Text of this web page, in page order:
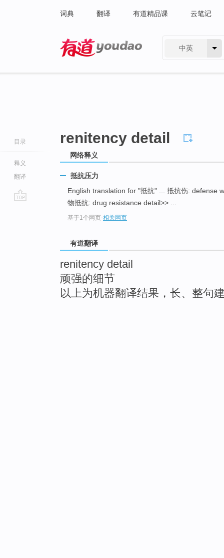
词典 翻译 有道精品课 云笔记
中英
目录
释义
翻译
renitency detail
网络释义
抵抗压力
English translation for "抵抗" ... 抵抗伤: defense
物抵抗: drug resistance detail>> ...
基于1个网页-相关网页
有道翻译
renitency detail
顽强的细节
以上为机器翻译结果，长、整句